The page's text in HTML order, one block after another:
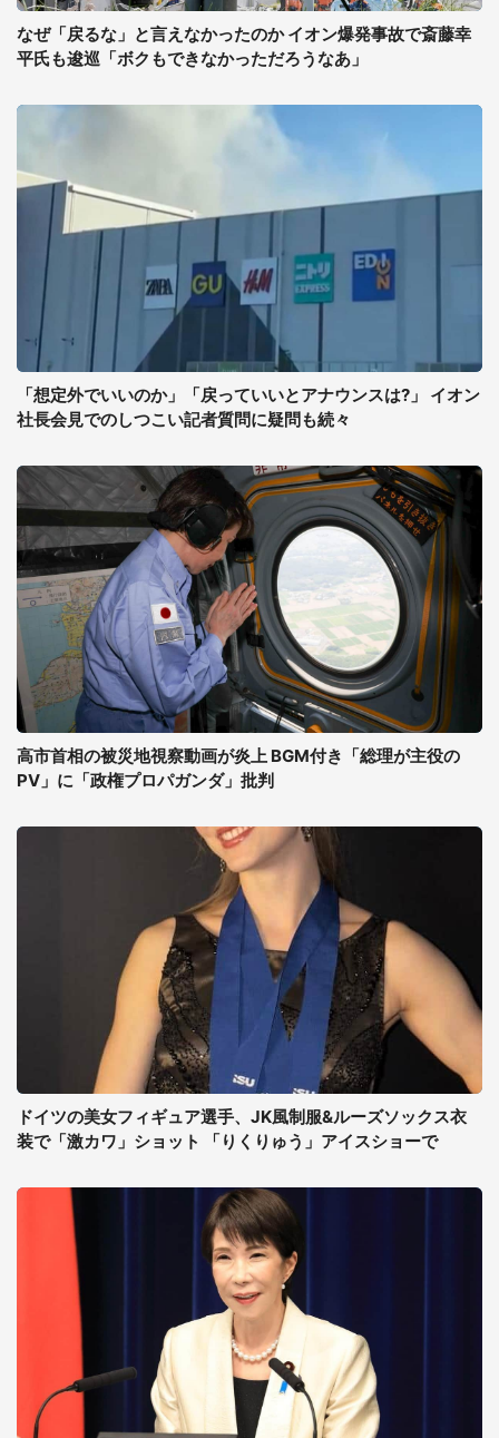
なぜ「戻るな」と言えなかったのか イオン爆発事故で斎藤幸
平氏も逡巡「ボクもできなかっただろうなあ」
「想定外でいいのか」「戻っていいとアナウンスは?」 イオン
社長会見でのしつこい記者質問に疑問も続々
高市首相の被災地視察動画が炎上 BGM付き「総理が主役の
PV」に「政権プロパガンダ」批判
ドイツの美女フィギュア選手、JK風制服&ルーズソックス衣
装で「激カワ」ショット 「りくりゅう」アイスショーで